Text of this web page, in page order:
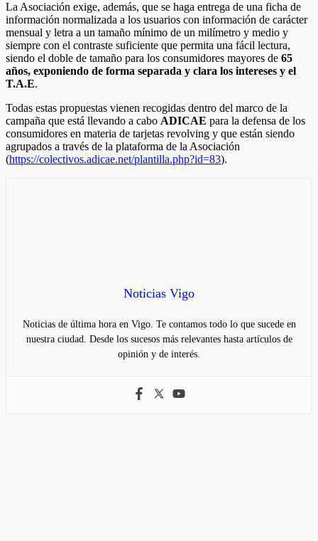
La Asociación exige, además, que se haga entrega de una ficha de
información normalizada a los usuarios con información de carácter
mensual y letra a un tamaño mínimo de un milímetro y medio y
siempre con el contraste suficiente que permita una fácil lectura,
siendo el doble de tamaño para los consumidores mayores de 65
años, exponiendo de forma separada y clara los intereses y el
T.A.E.
Todas estas propuestas vienen recogidas dentro del marco de la
campaña que está llevando a cabo ADICAE para la defensa de los
consumidores en materia de tarjetas revolving y que están siendo
agrupados a través de la plataforma de la Asociación
(https://colectivos.adicae.net/plantilla.php?id=83).
Noticias Vigo
Noticias de última hora en Vigo. Te contamos todo lo que sucede en
nuestra ciudad. Desde los sucesos más relevantes hasta artículos de
opinión y de interés.